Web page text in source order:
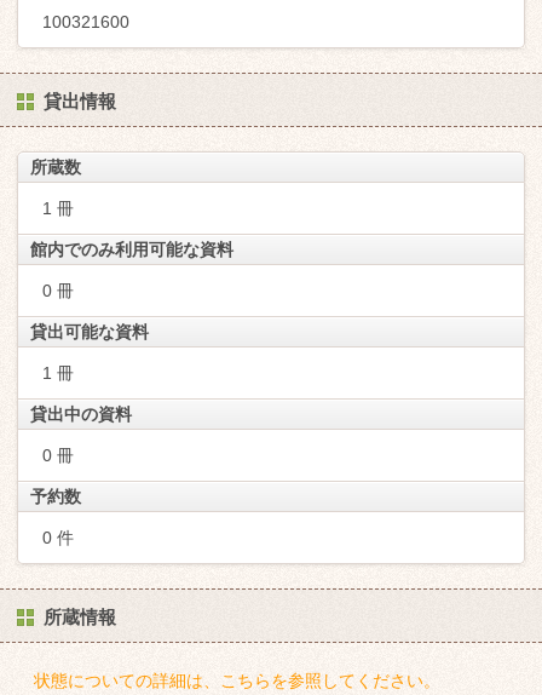
100321600
貸出情報
所蔵数
1 冊
館内でのみ利用可能な資料
0 冊
貸出可能な資料
1 冊
貸出中の資料
0 冊
予約数
0 件
所蔵情報
状態についての詳細は、こちらを参照してください。